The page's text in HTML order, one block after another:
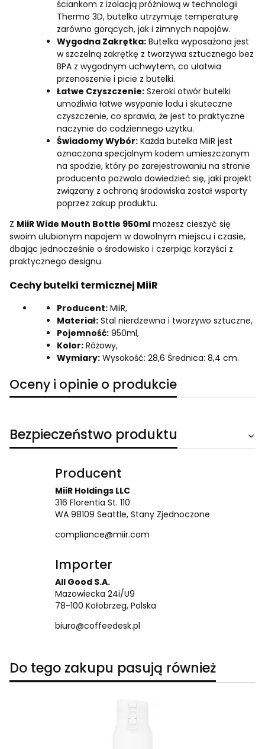
ściankom z izolacją próżniową w technologii
Thermo 3D, butelka utrzymuje temperaturę
zarówno gorących, jak i zimnych napojów.
Wygodna Zakrętka: Butelka wyposażona jest
w szczelną zakrętkę z tworzywa sztucznego bez
BPA z wygodnym uchwytem, co ułatwia
przenoszenie i picie z butelki.
Łatwe Czyszczenie: Szeroki otwór butelki
umożliwia łatwe wsypanie lodu i skuteczne
czyszczenie, co sprawia, że jest to praktyczne
naczynie do codziennego użytku.
Świadomy Wybór: Każda butelka MiiR jest
oznaczona specjalnym kodem umieszczonym
na spodzie, który po zarejestrowaniu na stronie
producenta pozwala dowiedzieć się, jaki projekt
związany z ochroną środowiska został wsparty
poprzez zakup produktu.
Z MiiR Wide Mouth Bottle 950ml możesz cieszyć się
swoim ulubionym napojem w dowolnym miejscu i czasie,
dbając jednocześnie o środowisko i czerpiąc korzyści z
praktycznego designu.
Cechy butelki termicznej MiiR
Producent: MiiR,
Materiał: Stal nierdzewna i tworzywo sztuczne,
Pojemność: 950ml,
Kolor: Różowy,
Wymiary: Wysokość: 28,6 Średnica: 8,4 cm.
Oceny i opinie o produkcie
Bezpieczeństwo produktu
Producent
MiiR Holdings LLC
316 Florentia St. 110
WA 98109 Seattle, Stany Zjednoczone
compliance@miir.com
Importer
All Good S.A.
Mazowiecka 24i/U9
78-100 Kołobrzeg, Polska
biuro@coffeedesk.pl
Do tego zakupu pasują również